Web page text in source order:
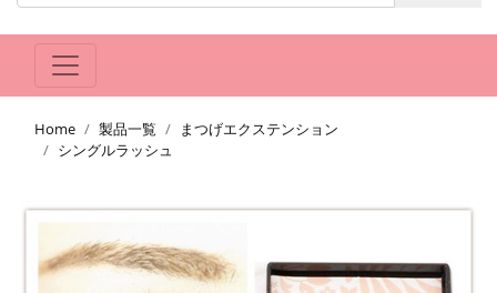
Home 製品一覧
まつげエクステンション
シングルラッシュ